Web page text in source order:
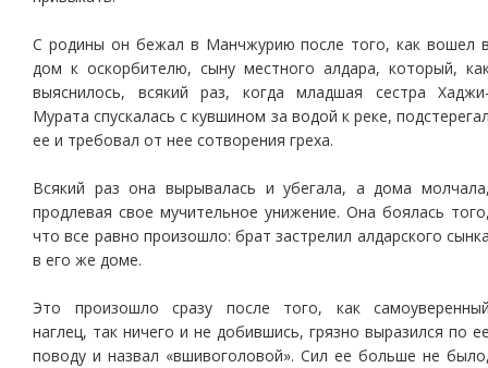
С родины он бежал в Манчжурию после того, как вошел
дом к оскорбителю, сыну местного алдара, который,
выяснилось, всякий раз, когда младшая сестра
Мурата спускалась с кувшином за водой к реке,
ее и требовал от нее сотворения греха.
Всякий раз она вырывалась и убегала, а дома
продлевая свое мучительное унижение. Она боялась
что все равно произошло: брат застрелил алдарского
в его же доме.
Это произошло сразу после того, как
наглец, так ничего и не добившись, грязно выразился по
поводу и назвал «вшивоголовой». Сил ее больше не